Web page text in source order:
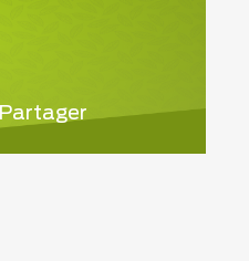
Partager